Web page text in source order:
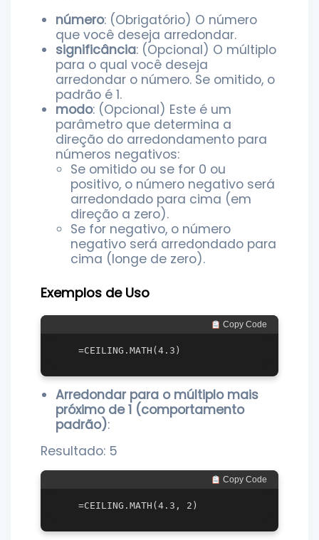
número: (Obrigatório) O número
que você deseja arredondar.
significância: (Opcional) O múltiplo
para o qual você deseja
arredondar o número. Se omitido, o
padrão é 1.
modo: (Opcional) Este é um
parâmetro que determina a
direção do arredondamento para
números negativos:
Se omitido ou se for 0 ou
positivo, o número negativo será
arredondado para cima (em
direção a zero).
Se for negativo, o número
negativo será arredondado para
cima (longe de zero).
Exemplos de Uso
Copy Code
Arredondar para o múltiplo mais
próximo de 1 (comportamento
padrão):
Resultado: 5
Copy Code